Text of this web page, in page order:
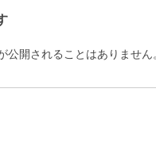
公開されることはありません